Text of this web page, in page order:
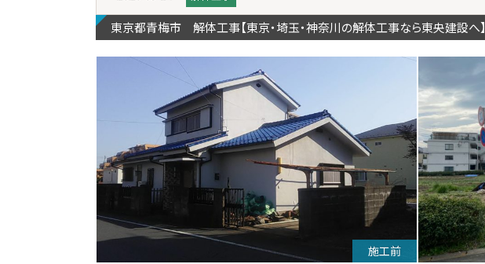
東京都青梅市 解体工事【東京・埼玉・神奈川の解体工事なら東央建設へ】
施工前